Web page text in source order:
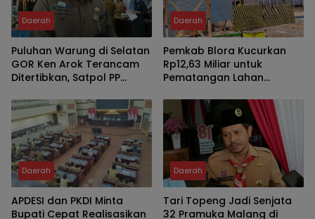
Daerah
Puluhan Warung di Selatan
GOR Ken Arok Terancam
Ditertibkan, Satpol PP
Pendekatan Humanis
Daerah
Pemkab Blora Kucurkan
Rp12,63 Miliar untuk
Pematangan Lahan
Daerah
APDESI dan PKDI Minta
Bupati Cepat Realisasikan
Daerah
Tari Topeng Jadi Senjata
32 Pramuka Malang di